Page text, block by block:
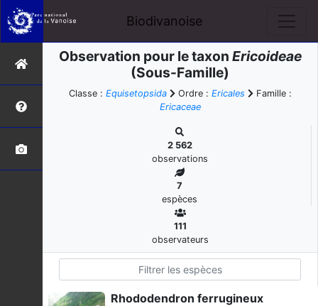
Biodivanoise
Observation pour le taxon Ericoideae
(Sous-Famille)
Classe : Equisetopsida Ordre : Ericales
Famille :
Ericaceae
2 562
observations
7
espèces
111
observateurs
Rhododendron ferrugineux